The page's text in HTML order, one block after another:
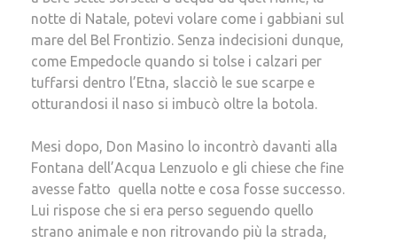
notte di Natale, potevi volare come i gabbiani sul
mare del Bel Frontizio. Senza indecisioni dunque,
come Empedocle quando si tolse i calzari per
tuffarsi dentro l’Etna, slacciò le sue scarpe e
otturandosi il naso si imbucò oltre la botola.
Mesi dopo, Don Masino lo incontrò davanti alla
Fontana dell’Acqua Lenzuolo e gli chiese che fine
avesse fatto quella notte e cosa fosse successo.
Lui rispose che si era perso seguendo quello
strano animale e non ritrovando più la strada,